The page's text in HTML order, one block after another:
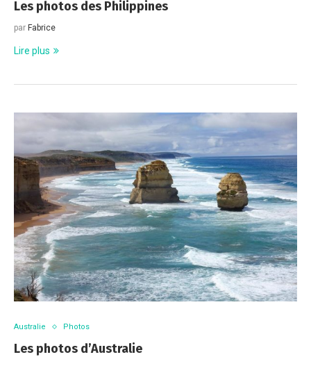
Les photos des Philippines
par Fabrice
Lire plus
Australie Photos
Les photos d’Australie